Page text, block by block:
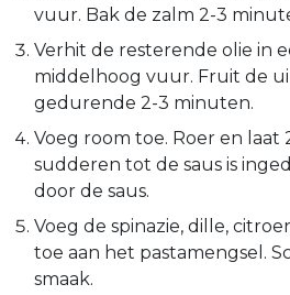
vuur. Bak de zalm 2-3
Verhit de resterende olie in
middelhoog vuur. Fruit de
gedurende 2-3 minuten.
Voeg room toe. Roer en laat
sudderen tot de saus is
door de saus.
Voeg de spinazie, dille,
toe aan het pastamengsel.
smaak.